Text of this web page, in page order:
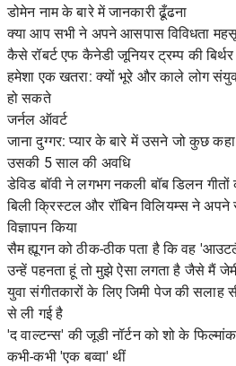
डोमेन नाम के बारे में जानकारी ढूँढना
क्या आप सभी ने अपने आसपास विविधता
कैसे रॉबर्ट एफ कैनेडी जूनियर ट्रम्प की
हमेशा एक खतरा: क्यों भूरे और काले लोग
हो सकते
जर्नल ऑवर्ट
जाना दुग्गर: प्यार के बारे में उसने जो कुछ
उसकी 5 साल की अवधि
डेविड बॉवी ने लगभग नकली बॉब डिलन
बिली क्रिस्टल और रॉबिन विलियम्स ने
विज्ञापन किया
सैम ह्यूगन को ठीक-ठीक पता है कि वह
उन्हें पहनता हूं तो मुझे ऐसा लगता है जैसे मैं
युवा संगीतकारों के लिए जिमी पेज की सलाह
से ली गई है
'द वाल्टन्स' की जूडी नॉर्टन को शो के
कभी-कभी 'एक बव्वा' थीं